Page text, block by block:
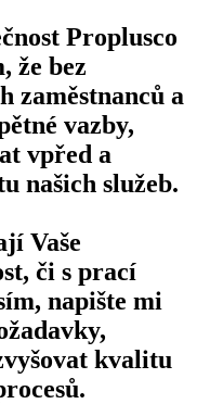
Proplusco
že bez
zaměstnanců a
vazby,
vpřed a
našich služeb.
Vaše
či s prací
napište mi
kvalitu